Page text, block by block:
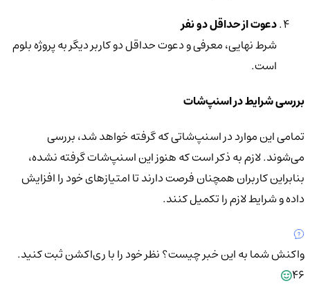
دعوت از حداقل دو نفر
شرط نهایی، معرفی و دعوت حداقل دو کاربر دیگر به پروژه بلوم
است.
بررسی شرایط در اسنپ‌شات
تمامی این موارد در اسنپ‌شاتی که گرفته خواهد شد، بررسی
می‌شوند. لازم به ذکر است که هنوز این اسنپ‌شات گرفته نشده،
بنابراین کاربران همچنان فرصت دارند تا امتیازهای خود را افزایش
داده و شرایط لازم را تکمیل کنند.
واکنش شما به این خبر چیست؟نظر خود را با ری‌اکشن ثبت کنید.
46